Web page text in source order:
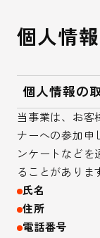
個人情
個人情報の
当事業は、お客
ナーへの参加申
ンケートなどを
ることがありま
氏名
住所
電話番号